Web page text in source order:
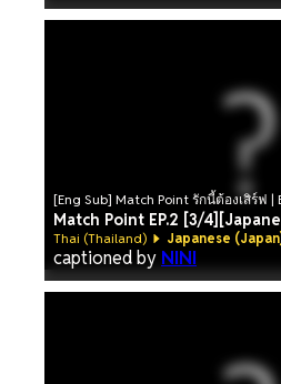
[Eng Sub] Match Point รักนี้ต้องเสิร์ฟ |
Match Point EP.2 [3/
Thai (Thailand) Japanese
captioned by NINI